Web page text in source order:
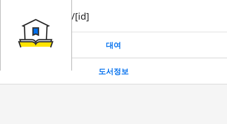
book/rent/[id]
대여
도서정보